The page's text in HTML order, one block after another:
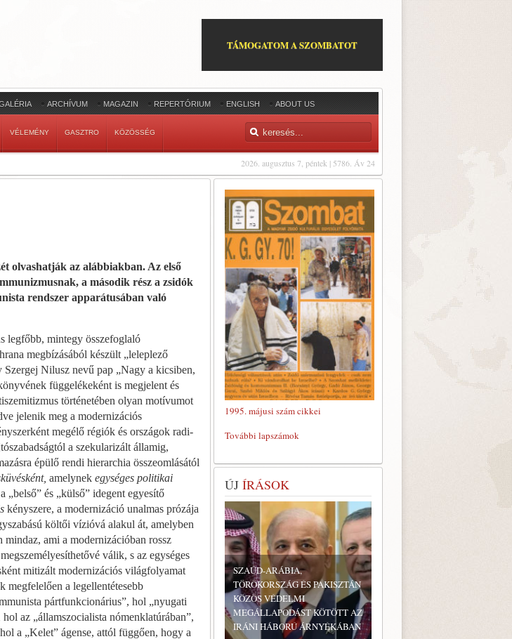
TÁMOGATOM A SZOMBATOT
ARCHÍVUM MAGAZIN REPERTÓRIUM ENGLISH ABOUT US
VÉLEMÉNY GASZTRO KÖZÖSSÉG
2026. augusztus 7, péntek | 5786. Áv 24
olvashatják az alábbiakban. Az első
a második rész a zsidók
rendszer apparátusában való
mintegy összefoglaló
megbízásából készült „leleplező
Nilusz nevű pap „Nagy a kicsiben,
füg­gelékeként is megjelent és
történe­tében olyan motívumot
jelenik meg a moder­nizációs
megélő régiók és országok radi­
a szekularizált államig,
épülő rendi hierarchia összeomlásától
amelynek egységes politikai
„belső” és „külső” idegent egyesítő
kényszere, a moder­nizáció unalmas prózája
költői vízióvá alakul át, amelyben
ami a modernizá­cióban rossz
válik, s az egységes
mitizált modernizációs világfolyamat
megfelelően a legellentétesebb
pártfunkcionárius”, hol „nyugati
az „államszocialista nómenklatúrában”,
a „Kelet” ágense, attól függően, hogy a
1995. májusi szám cikkei
További lapszámok
ÚJ ÍRÁSOK
SZAÚD-ARÁBIA,
TÖRÖKORSZÁG ÉS PAKISZTÁN
KÖZÖS VÉDELMI
MEGÁLLAPODÁST KÖTÖTT AZ
IRÁNI HÁBORÚ ÁRNYÉKÁBAN